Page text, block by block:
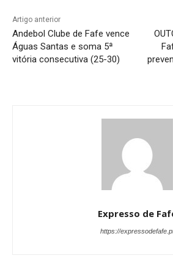
Artigo anterior
Andebol Clube de Fafe vence
Águas Santas e soma 5ª
vitória consecutiva (25-30)
Expresso de
https://